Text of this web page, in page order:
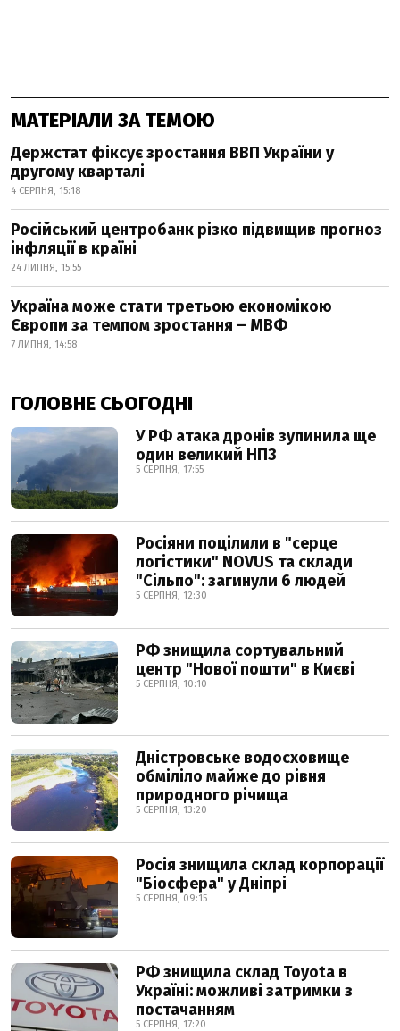
МАТЕРІАЛИ ЗА ТЕМОЮ
Держстат фіксує зростання ВВП України у
другому кварталі
4 СЕРПНЯ, 15:18
Російський центробанк різко підвищив прогноз
інфляції в країні
24 ЛИПНЯ, 15:55
Україна може стати третьою економікою
Європи за темпом зростання – МВФ
7 ЛИПНЯ, 14:58
ГОЛОВНЕ СЬОГОДНІ
У РФ атака дронів зупинила ще
один великий НПЗ
5 СЕРПНЯ, 17:55
Росіяни поцілили в "серце
логістики" NOVUS та склади
"Сільпо": загинули 6 людей
5 СЕРПНЯ, 12:30
РФ знищила сортувальний
центр "Нової пошти" в Києві
5 СЕРПНЯ, 10:10
Дністровське водосховище
обміліло майже до рівня
природного річища
5 СЕРПНЯ, 13:20
Росія знищила склад корпорації
"Біосфера" у Дніпрі
5 СЕРПНЯ, 09:15
РФ знищила склад Toyota в
Україні: можливі затримки з
постачанням
5 СЕРПНЯ, 17:20